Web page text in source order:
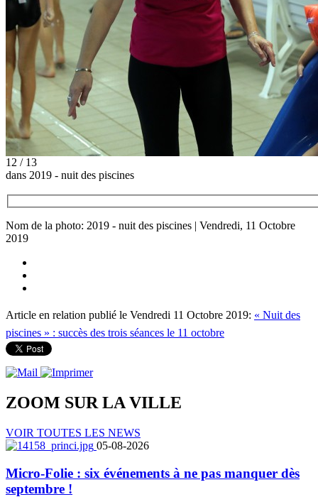
12 / 13
dans 2019 - nuit des piscines
Nom de la photo: 2019 - nuit des piscines | Vendredi, 11 Octobre
2019
Article en relation publié le Vendredi 11 Octobre 2019: « Nuit des
piscines » : succès des trois séances le 11 octobre
ZOOM SUR LAVILLE
VOIR TOUTES LES NEWS
05-08-2026
Micro-Folie : six événements à ne pas manquer dès
septembre !